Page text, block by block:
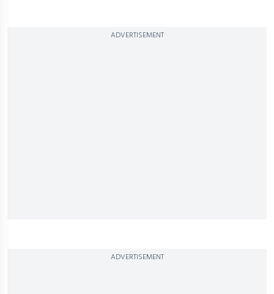
ADVERTISEMENT
ADVERTISEMENT